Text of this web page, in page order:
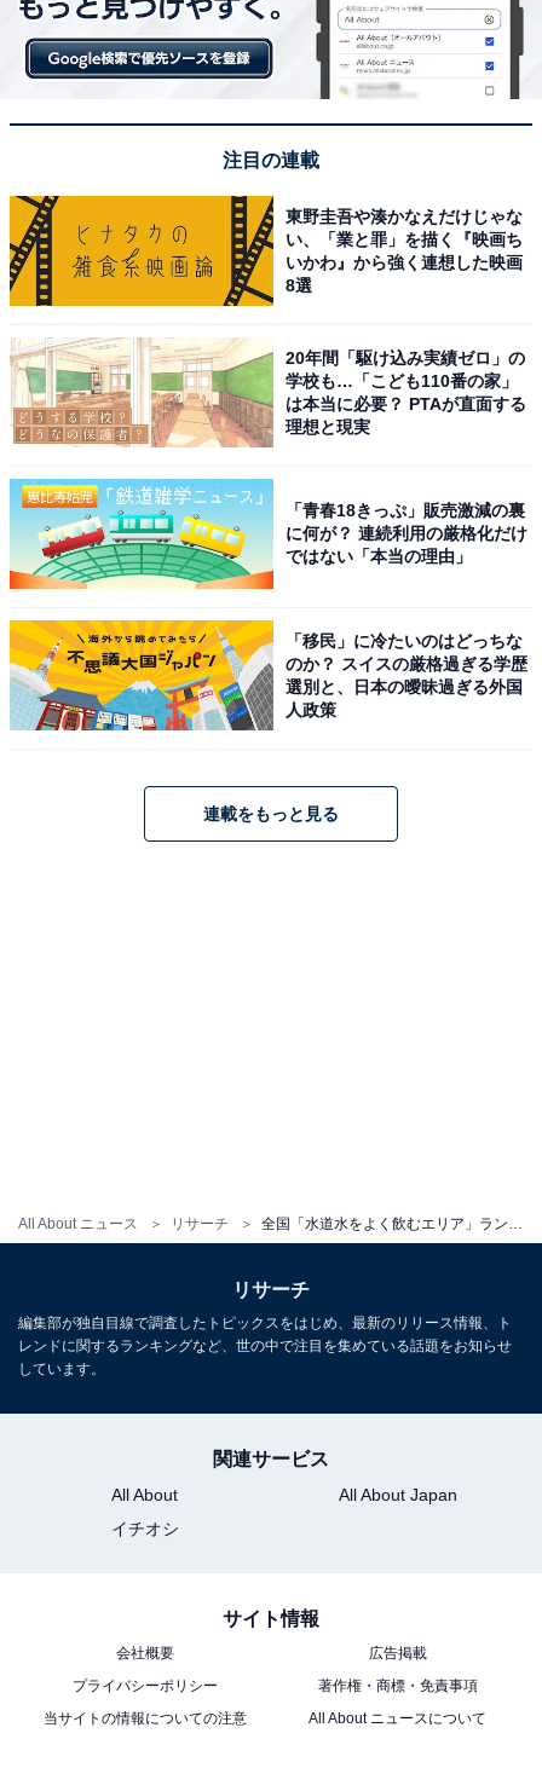
All About ニュース リサーチ 全国「水道水をよく飲むエリア」ランキング！ 3位 中部、2位 中国・四国、1位は？【8月1日は水の日】
注目の連載
東野圭吾や湊かなえだけじゃな
い、「業と罪」を描く『映画ち
いかわ』から強く連想した映画
8選
20年間「駆け込み実績ゼロ」の
学校も…「こども110番の家」
は本当に必要？ PTAが直面する
理想と現実
「青春18きっぷ」販売激減の裏
に何が？ 連続利用の厳格化だけ
ではない「本当の理由」
「移民」に冷たいのはどっちな
のか？ スイスの厳格過ぎる学歴
選別と、日本の曖昧過ぎる外国
人政策
連載をもっと見る
リサーチ
編集部が独自目線で調査したトピックスをはじめ、最新のリリース情報、ト
レンドに関するランキングなど、世の中で注目を集めている話題をお知らせ
しています。
関連サービス
All About
All About Japan
イチオシ
サイト情報
会社概要
広告掲載
プライバシーポリシー
著作権・商標・免責事項
当サイトの情報についての注意
All About ニュースについて